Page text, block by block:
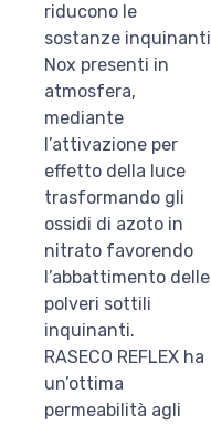
riducono le
sostanze inquinanti
Nox presenti in
atmosfera,
mediante
l’attivazione per
effetto della luce
trasformando gli
ossidi di azoto in
nitrato favorendo
l’abbattimento delle
polveri sottili
inquinanti.
RASECO REFLEX ha
un’ottima
permeabilità agli